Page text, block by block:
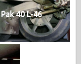
Pak 40 L-46